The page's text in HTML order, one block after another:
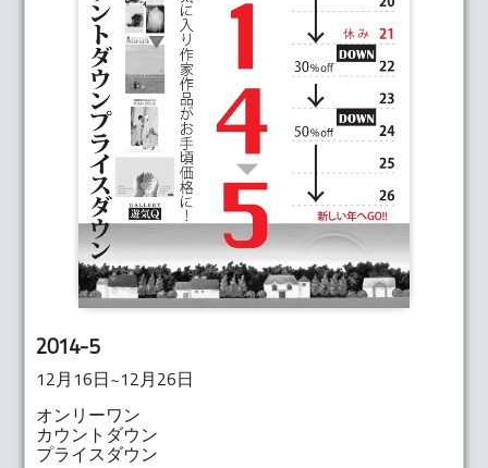
2014-5
12月16日~12月26日
オンリーワン
カウントダウン
プライスダウン